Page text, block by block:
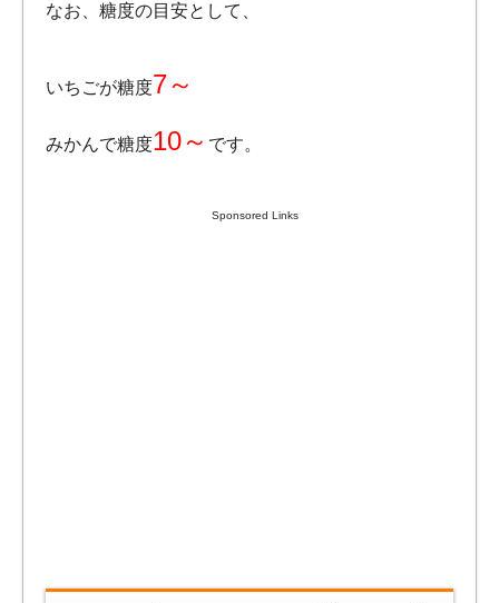
なお、糖度の目安として、
いちごが糖度7～
みかんで糖度10～ です。
Sponsored Links